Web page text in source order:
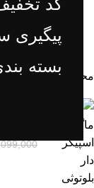
کد
پیگیری
بسته
محصولات